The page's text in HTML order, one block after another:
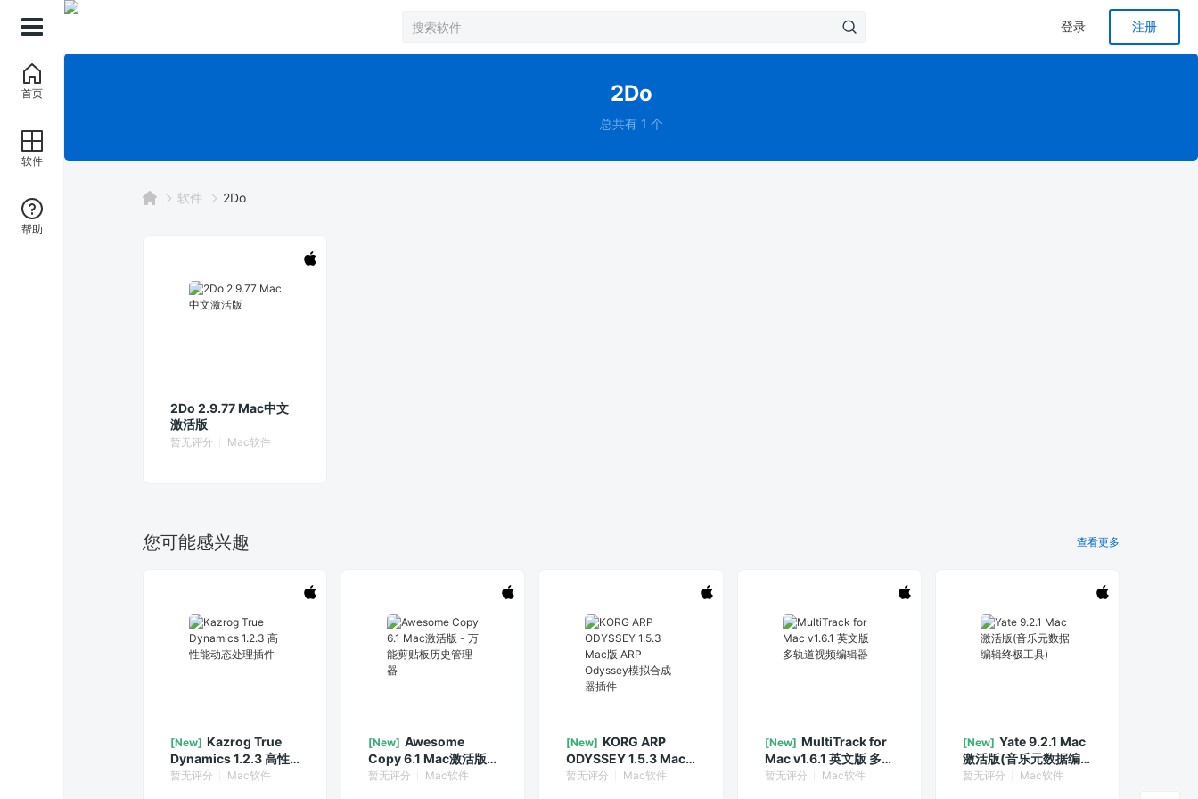
登录 注册
2Do
总共有 1 个
软件 2Do
2Do 2.9.77 Mac中文
激活版
暂无评分 Mac软件
您可能感兴趣 查看更多
[New] Kazrog True
Dynamics 1.2.3 高性
能动态处理插件
暂无评分 Mac软件
[New] Awesome
Copy 6.1 Mac激活版 -
万能剪贴板历史管理器
暂无评分 Mac软件
[New] KORG ARP
ODYSSEY 1.5.3 Mac
版 ARP Odyssey模拟
暂无评分 Mac软件
[New] MultiTrack for
Mac v1.6.1 英文版 多轨
道视频编辑器
暂无评分 Mac软件
[New] Yate 9.2.1 Mac
激活版(音乐元数据编
辑终极工具)
暂无评分 Mac软件
首页
软件
帮助